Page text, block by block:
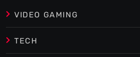
VIDEO GAMING
TECH